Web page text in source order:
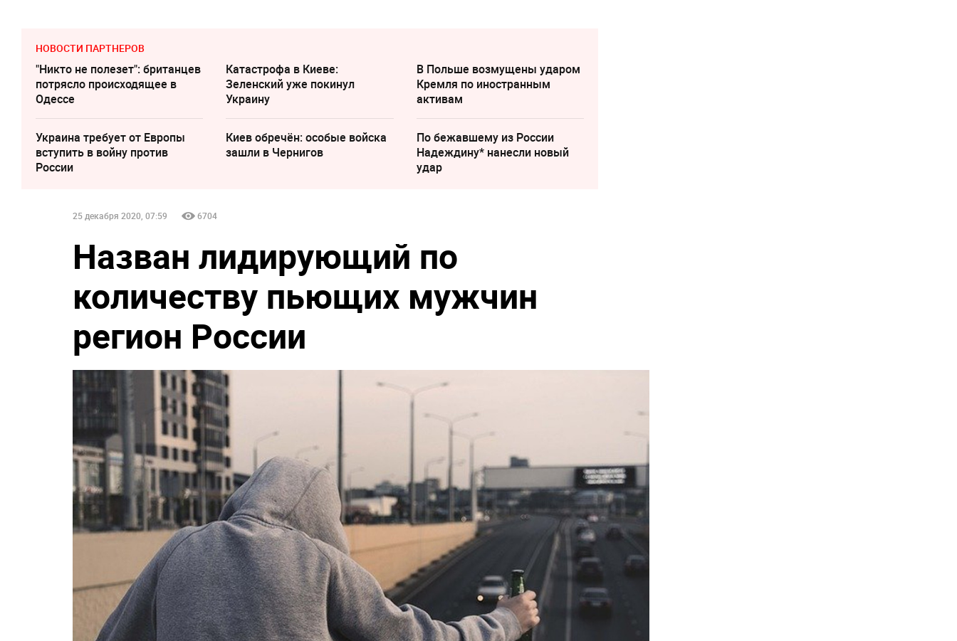
НОВОСТИ ПАРТНЕРОВ
"Никто не полезет": британцев
потрясло происходящее в
Одессе
Катастрофа в Киеве:
Зеленский уже покинул
Украину
В Польше возмущены ударом
Кремля по иностранным
активам
Украина требует от Европы
вступить в войну против
России
Киев обречён: особые войска
зашли в Чернигов
По бежавшему из России
Надеждину* нанесли новый
удар
25 декабря 2020, 07:59 6704
Назван лидирующий по
количеству пьющих мужчин
регион России